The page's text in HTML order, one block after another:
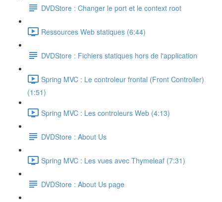
DVDStore : Changer le port et le context root
Ressources Web statiques (6:44)
DVDStore : Fichiers statiques hors de l'application
Spring MVC : Le controleur frontal (Front Controller)
(1:51)
Spring MVC : Les controleurs Web (4:13)
DVDStore : About Us
Spring MVC : Les vues avec Thymeleaf (7:31)
DVDStore : About Us page